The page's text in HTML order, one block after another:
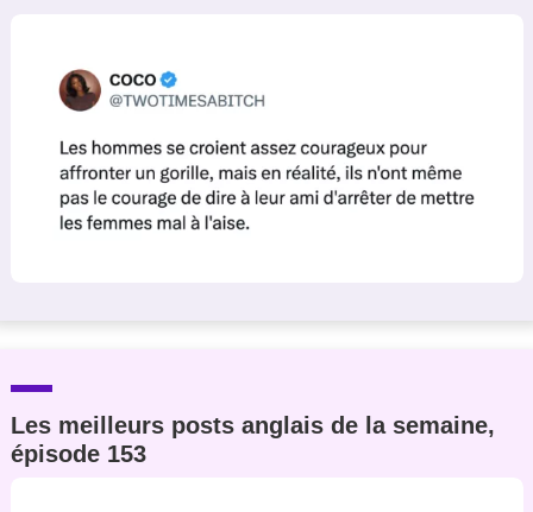
Les meilleurs posts anglais de la semaine,
épisode 153